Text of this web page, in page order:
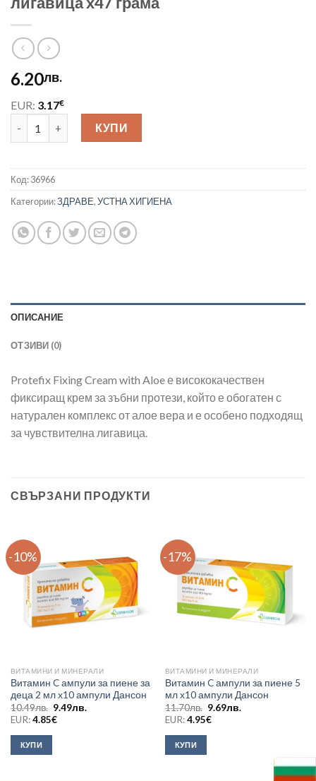
6.20лв.
EUR: 3.17€
количество за Protefix Фиксиращ крем за зъбни протези с
КУПИ
Код:36966
Категории:ЗДРАВЕ,УСТНА ХИГИЕНА
ОПИСАНИЕ
ОТЗИВИ (0)
Protefix Fixing Cream with Aloe е висококачествен
фиксиращ крем за зъбни протези, който е обогатен с
натурален комплекс от алое вера и е особено подходящ
за чувствителна лигавица.
СВЪРЗАНИ ПРОДУКТИ
-10%
ВИТАМИНИ И МИНЕРАЛИ
Витамин C ампули за пиене за
деца 2 мл х10 ампули Дансон
10.49лв. Original
price
was:
10.49лв..
9.49лв.
EUR:4.85€
КУПИ
-17%
ВИТАМИНИ И МИНЕРАЛИ
Витамин C ампули за пиене 5
мл х10 ампули Дансон
11.70лв. Original
price
was:
11.70лв..
9.69лв.
EUR:4.95€
КУПИ